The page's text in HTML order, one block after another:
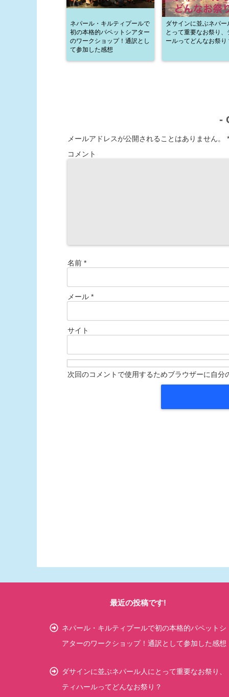
ネパール・キルティプールで
初の本格的パペットシアター
のワークショップ！通訳とし
て参加した感想
ダサインに並ぶネパー
とって重要なお祭り、
ールってどんなお祭り
-
メールアドレスが公開されることはありません。
*
コメント
名前 *
メール *
サイト
次回のコメントで使用するためブラウザーに自
最近の投稿です!
ネパール・キルティプールで初の本格的パペットシ
アターのワークショップ！通訳として参加した感想
ダサインに並ぶネパール人にとって重要なお祭り、
ティハールってどんなお祭り？